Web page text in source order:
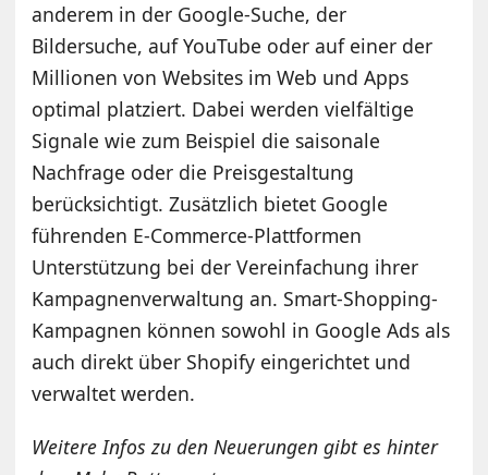
anderem in der Google-Suche, der
Bildersuche, auf YouTube oder auf einer der
Millionen von Websites im Web und Apps
optimal platziert. Dabei werden vielfältige
Signale wie zum Beispiel die saisonale
Nachfrage oder die Preisgestaltung
berücksichtigt. Zusätzlich bietet Google
führenden E-Commerce-Plattformen
Unterstützung bei der Vereinfachung ihrer
Kampagnenverwaltung an. Smart-Shopping-
Kampagnen können sowohl in Google Ads als
auch direkt über Shopify eingerichtet und
verwaltet werden.
Weitere Infos zu den Neuerungen gibt es hinter